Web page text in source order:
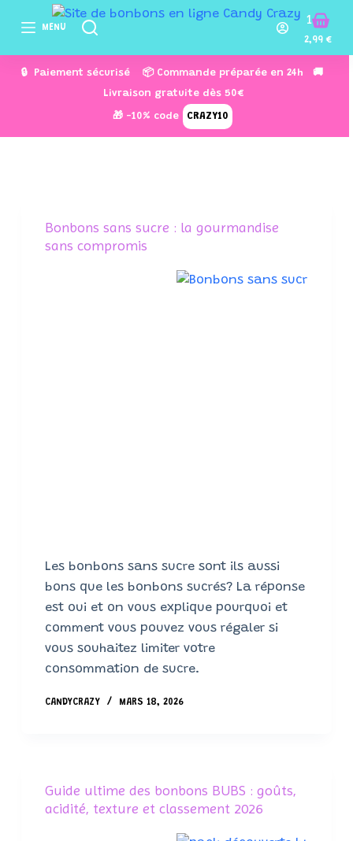
s
a
MENU
2,99€
1
🔒 Paiement sécurisé 📦 Commande préparée en 24h 🚚
Livraison gratuite dès 50€
🎁 -10% code CRAZY10
Bonbons sans sucre : la gourmandise
sans compromis
Les bonbons sans sucre sont ils aussi
bons que les bonbons sucrés? La réponse
est oui et on vous explique pourquoi et
comment vous pouvez vous régaler si
vous souhaitez limiter votre
consommation de sucre.
CANDYCRAZY MARS 18, 2026
Guide ultime des bonbons BUBS : goûts,
acidité, texture et classement 2026